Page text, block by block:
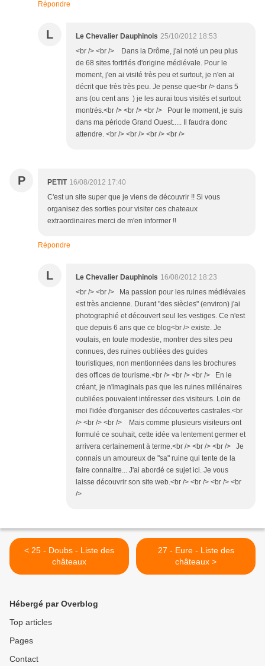
Répondre
L Le Chevalier Dauphinois 25/10/2012 18:53
<br /> <br /> Dans la Drôme, j'ai noté un peu plus
de 68 sites fortifiés d'origine médiévale. Pour le
moment, j'en ai visité très peu et surtout, je n'en ai
décrit que très très peu. Je pense que<br /> dans 5
ans (ou cent ans ) je les aurai tous visités et surtout
montrés.<br /> <br /> <br /> Pour le moment, je suis
dans ma période Grand Ouest..... Il faudra donc
attendre. <br /> <br /> <br /> <br />
P PETIT 16/08/2012 17:40
C'est un site super que je viens de découvrir !! Si vous
organisez des sorties pour visiter ces chateaux
extraordinaires merci de m'en informer !!
Répondre
L Le Chevalier Dauphinois 16/08/2012 18:23
<br /> <br /> Ma passion pour les ruines médiévales
est très ancienne. Durant "des siècles" (environ) j'ai
photographié et découvert seul les vestiges. Ce n'est
que depuis 6 ans que ce blog<br /> existe. Je
voulais, en toute modestie, montrer des sites peu
connues, des ruines oubliées des guides
touristiques, non mentionnées dans les brochures
des offices de tourisme.<br /> <br /> <br /> En le
créant, je n'imaginais pas que les ruines millénaires
oubliées pouvaient intéresser des visiteurs. Loin de
moi l'idée d'organiser des découvertes castrales.<br
/> <br /> <br /> Mais comme plusieurs visiteurs ont
formulé ce souhait, cette idée va lentement germer et
arrivera certainement à terme.<br /> <br /> <br /> Je
connais un amoureux de "sa" ruine qui tente de la
faire connaitre... J'ai abordé ce sujet ici. Je vous
laisse découvrir son site web.<br /> <br /> <br /> <br
/>
< 25 - Doubs - Liste des
châteaux
27 - Eure - Liste des
châteaux >
Hébergé par Overblog
Top articles
Pages
Contact